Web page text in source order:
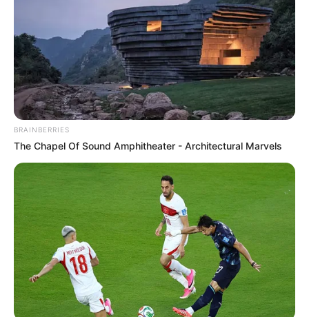
ΓΙΑΤΙ ΑΠΟΦΑΣΗΣΑ ΝΑ
ΓΡΑΨΩ
ΠΟΙΟΣ ΣΚΟΤΩΣΕ ΤΟΝ
ΚΑΠΟΔΙΣΤΡΙΑ;;[Η δολοφονία
του Καποδίστρια – Ποιοι
ήταν οι πραγματικοί...
Υγειονομικοί: Επιστολή-κόλαφος στην
επέτειο των αναστολών..
BRAINBERRIES
The Chapel Of Sound Amphitheater - Architectural Marvels